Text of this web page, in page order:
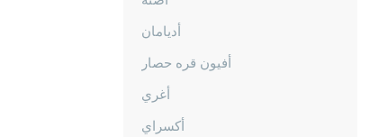
أديامان
أفيون قره حصار
أغري
أكسراي